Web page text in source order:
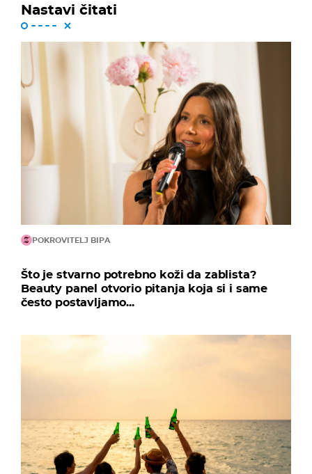
Nastavi čitati
POKROVITELJ BIPA
Što je stvarno potrebno koži da zablista?
Beauty panel otvorio pitanja koja si i same
često postavljamo...